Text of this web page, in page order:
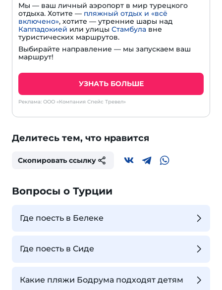
Мы — ваш личный аэропорт в мир турецкого
отдыха. Хотите — пляжный отдых и «всё
включено», хотите — утренние шары над
Каппадокией или улицы Стамбула вне
туристических маршрутов.
Выбирайте направление — мы запускаем ваш
маршрут!
УЗНАТЬ БОЛЬШЕ
Реклама: ООО «Компания Спейс Тревел»
Делитесь тем, что нравится
Скопировать ссылку
Вопросы о Турции
Где поесть в Белеке
Где поесть в Сиде
Какие пляжи Бодрума подходят детям